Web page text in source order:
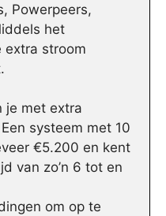
Powerpeers,
het
extra stroom
je met extra
systeem met 10
€5.200 en kent
van zo’n 6 tot en
om op te